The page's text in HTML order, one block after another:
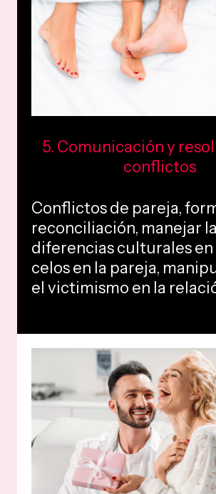
5. Comunicación y
conflictos
Conflictos de pareja,
reconciliación, manejar
diferencias culturales en
celos en la pareja,
el victimismo en la